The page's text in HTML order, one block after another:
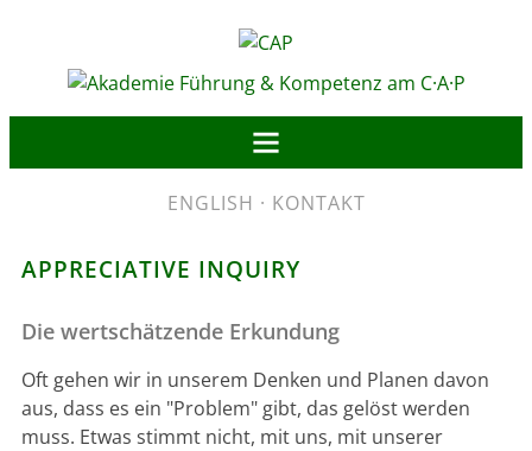
ENGLISH · KONTAKT
APPRECIATIVE INQUIRY
Die wertschätzende Erkundung
Oft gehen wir in unserem Denken und Planen davon
aus, dass es ein "Problem" gibt, das gelöst werden
muss. Etwas stimmt nicht, mit uns, mit unserer